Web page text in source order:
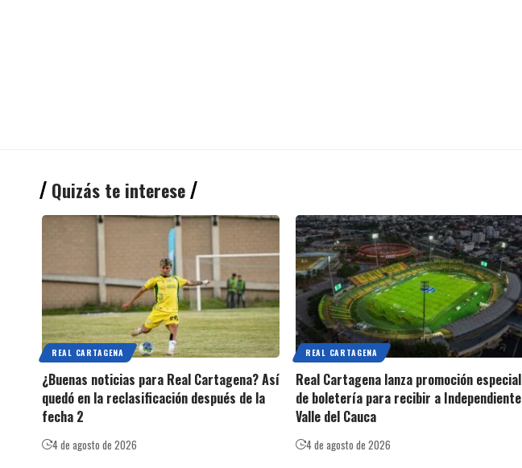
Quizás te interese
REAL CARTAGENA
¿Buenas noticias para Real Cartagena? Así
quedó en la reclasificación después de la
fecha 2
4 de agosto de 2026
REAL CARTAGENA
Real Cartagena lanza promoción especial
de boletería para recibir a Independiente
Valle del Cauca
4 de agosto de 2026